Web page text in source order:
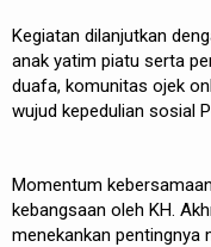
Kegiatan dilanjutkan
anak yatim piatu serta
duafa, komunitas ojek
wujud kepedulian sosial
Momentum
kebangsaan oleh KH.
menekankan pentingnya